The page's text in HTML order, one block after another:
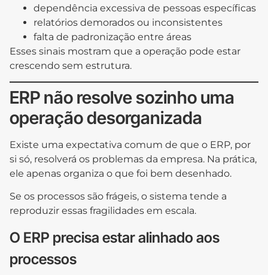
dependência excessiva de pessoas específicas
relatórios demorados ou inconsistentes
falta de padronização entre áreas
Esses sinais mostram que a operação pode estar
crescendo sem estrutura.
ERP não resolve sozinho uma
operação desorganizada
Existe uma expectativa comum de que o ERP, por
si só, resolverá os problemas da empresa. Na prática,
ele apenas organiza o que foi bem desenhado.
Se os processos são frágeis, o sistema tende a
reproduzir essas fragilidades em escala.
O ERP precisa estar alinhado aos
processos